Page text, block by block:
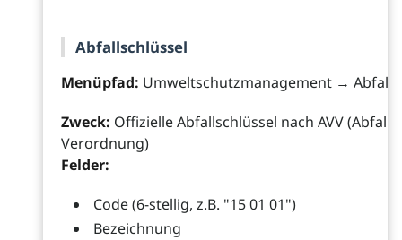
Abfallschlüssel
Menüpfad: Umweltschutzmanagement → Abfall
Zweck: Offizielle Abfallschlüssel nach AVV
Verordnung)
Felder:
Code (6-stellig, z.B. "15 01 01")
Bezeichnung